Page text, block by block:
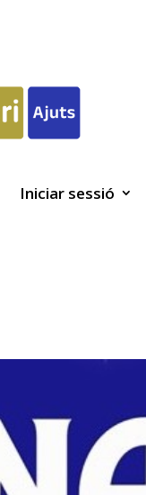
Iniciar sessió